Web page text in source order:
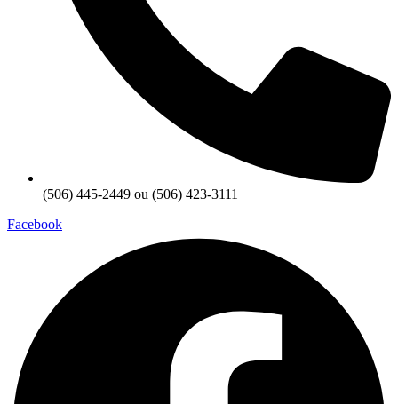
(506) 445-2449 ou (506) 423-3111
Facebook